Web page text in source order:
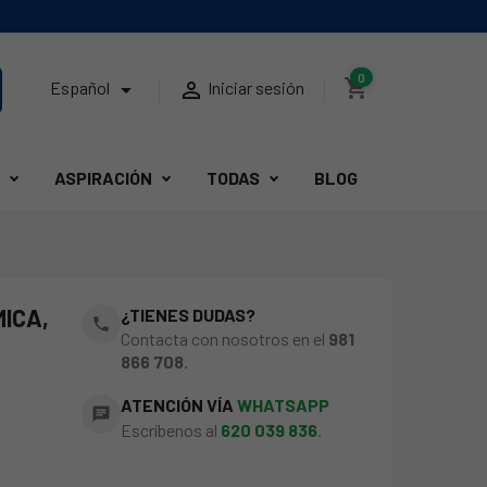
Español   Iniciar sesión shopping_cart
0
ASPIRACIÓN TODAS BLOG
phone
¿TIENES DUDAS?
Contacta con nosotros en el 981
866 708.
chat ATENCIÓN VÍAWHATSAPP
Escríbenos al 620 039 836